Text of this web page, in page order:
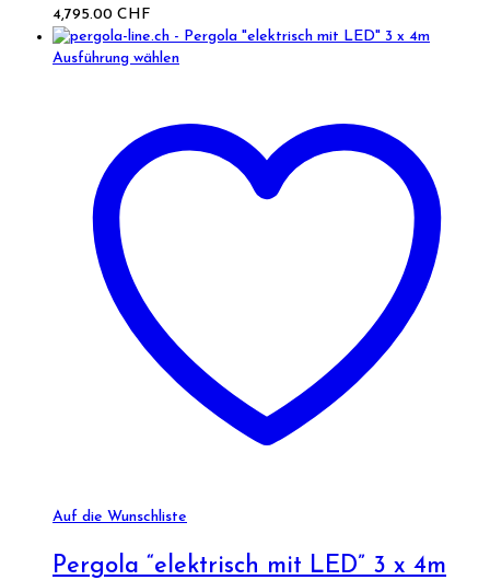
4,795.00 CHF
Ausführung wählen
Auf die Wunschliste
Pergola “elektrisch mit LED” 3 x 4m